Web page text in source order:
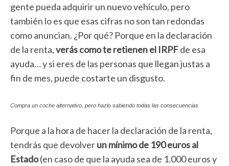
gente pueda adquirir un nuevo vehículo, pero
también lo es que esas cifras no son tan redondas
como anuncian. ¿Por qué? Porque en la declaración
de la renta,verás como te retienen el IRPFde esa
ayuda… y si eres de las personas que llegan justas a
fin de mes, puede costarte un disgusto.
Compra un coche alternativo, pero hazlo sabiendo todas las consecuencias
Porque a la hora de hacer la declaración de la renta,
tendrás que devolverun mínimo de 190 euros al
Estado(en caso de que la ayuda sea de 1.000 euros y